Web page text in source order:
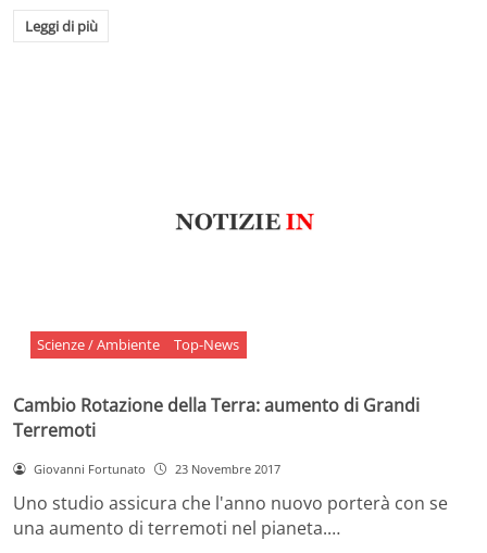
Leggi di più
Scienze / Ambiente Top-News
Cambio Rotazione della Terra: aumento di Grandi
Terremoti
Giovanni Fortunato 23 Novembre 2017
Uno studio assicura che l'anno nuovo porterà con se
una aumento di terremoti nel pianeta.…